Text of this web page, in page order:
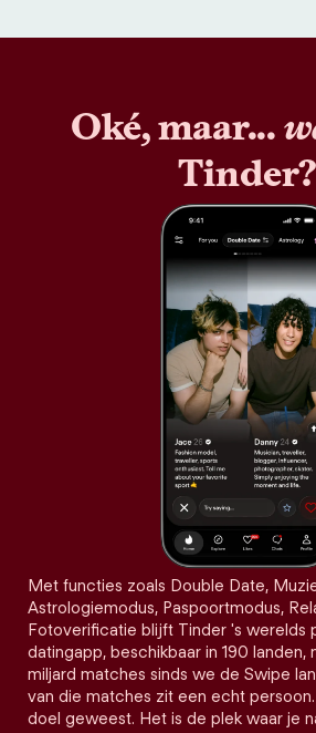
Oké, maar...
Tinder?
Met functies zoals Double Date,
Astrologiemodus, Paspoortmodus,
Fotoverificatie blijft Tinder 's werelds
datingapp, beschikbaar in 190 landen,
miljard matches sinds we de Swipe
van die matches zit een echt
doel geweest. Het is de plek waar je